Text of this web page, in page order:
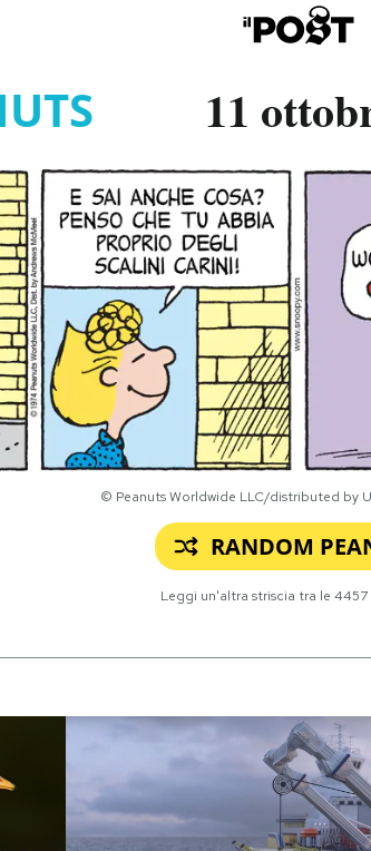
11
© Peanuts Worldwide LLC/distributed by
RANDOM
Leggi un'altra striscia tra le 4457